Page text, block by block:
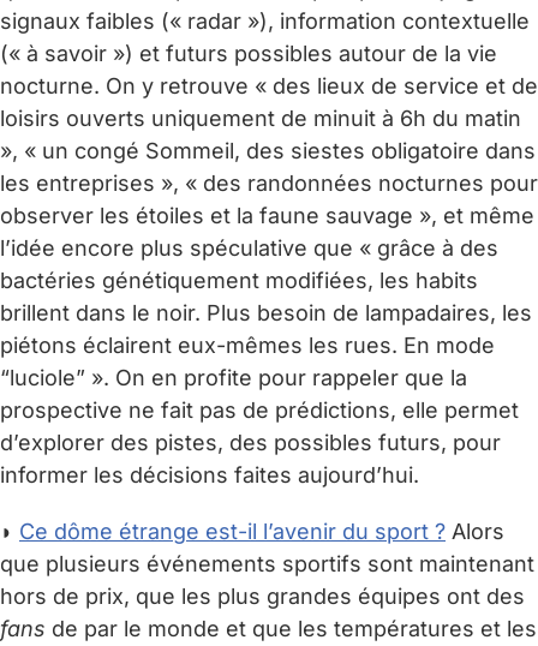
signaux faibles (« radar »), information contextuelle
(« à savoir ») et futurs possibles autour de la vie
nocturne. On y retrouve « des lieux de service et de
loisirs ouverts uniquement de minuit à 6h du matin
», « un congé Sommeil, des siestes obligatoire dans
les entreprises », « des randonnées nocturnes pour
observer les étoiles et la faune sauvage », et même
l’idée encore plus spéculative que « grâce à des
bactéries génétiquement modifiées, les habits
brillent dans le noir. Plus besoin de lampadaires, les
piétons éclairent eux-mêmes les rues. En mode
“luciole” ». On en profite pour rappeler que la
prospective ne fait pas de prédictions, elle permet
d’explorer des pistes, des possibles futurs, pour
informer les décisions faites aujourd’hui.
◗ Ce dôme étrange est-il l’avenir du sport ? Alors
que plusieurs événements sportifs sont maintenant
hors de prix, que les plus grandes équipes ont des
fans de par le monde et que les températures et les